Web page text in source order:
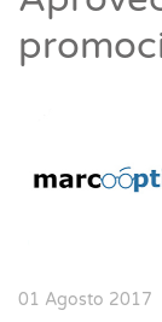
01 Agosto 2017